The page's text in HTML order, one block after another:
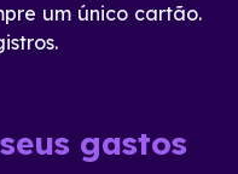
um único cartão.
gastos